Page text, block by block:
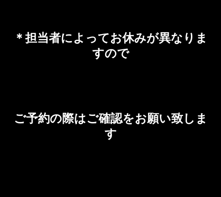
＊担当者によってお休みが異なりま
すので
ご予約の際はご確認をお願い致しま
す